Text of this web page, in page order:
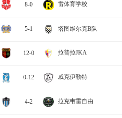
8-0 雷体育学校
5-1 塔图维尔克B队
12-0 拉普拉JKA
0-12 威克伊勒特
4-2 拉克韦雷自由